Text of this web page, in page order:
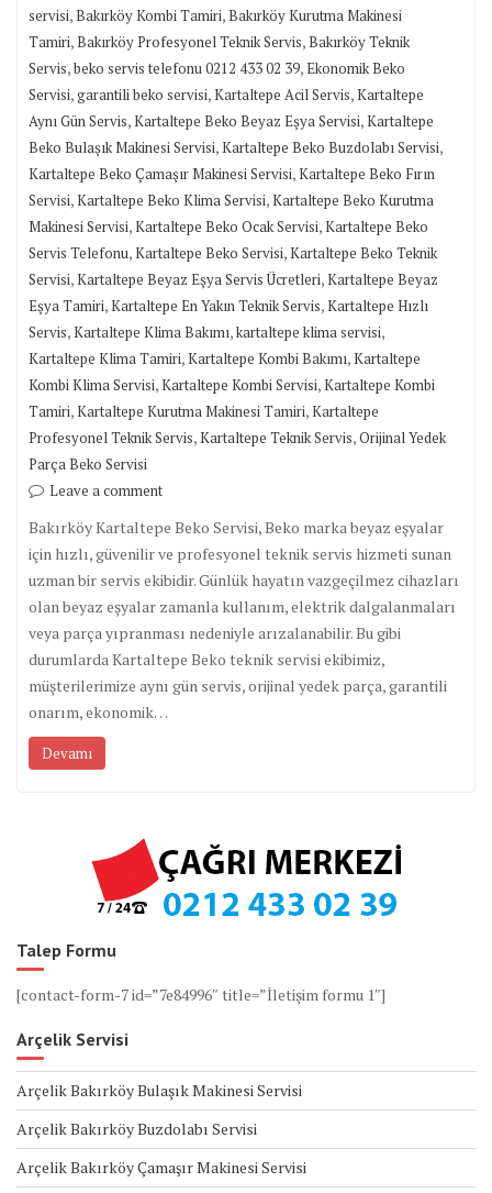
servisi,Bakırköy Kombi Tamiri,Bakırköy Kurutma Makinesi
Tamiri,Bakırköy Profesyonel Teknik Servis,Bakırköy Teknik
Servis,beko servis telefonu 0212 433 02 39,Ekonomik Beko
Servisi,garantili beko servisi,Kartaltepe Acil Servis,Kartaltepe
Aynı Gün Servis,Kartaltepe Beko Beyaz Eşya Servisi,Kartaltepe
Beko Bulaşık Makinesi Servisi,Kartaltepe Beko Buzdolabı Servisi,
Kartaltepe Beko Çamaşır Makinesi Servisi,Kartaltepe Beko Fırın
Servisi,Kartaltepe Beko Klima Servisi,Kartaltepe Beko Kurutma
Makinesi Servisi,Kartaltepe Beko Ocak Servisi,Kartaltepe Beko
Servis Telefonu,Kartaltepe Beko Servisi,Kartaltepe Beko Teknik
Servisi,Kartaltepe Beyaz Eşya Servis Ücretleri,Kartaltepe Beyaz
Eşya Tamiri,Kartaltepe En Yakın Teknik Servis,Kartaltepe Hızlı
Servis,Kartaltepe Klima Bakımı,kartaltepe klima servisi,
Kartaltepe Klima Tamiri,Kartaltepe Kombi Bakımı,Kartaltepe
Kombi Klima Servisi,Kartaltepe Kombi Servisi,Kartaltepe Kombi
Tamiri,Kartaltepe Kurutma Makinesi Tamiri,Kartaltepe
Profesyonel Teknik Servis,Kartaltepe Teknik Servis,Orijinal Yedek
Parça Beko Servisi
Leave a comment
Bakırköy Kartaltepe Beko Servisi, Beko marka beyaz eşyalar
için hızlı, güvenilir ve profesyonel teknik servis hizmeti sunan
uzman bir servis ekibidir. Günlük hayatın vazgeçilmez cihazları
olan beyaz eşyalar zamanla kullanım, elektrik dalgalanmaları
veya parça yıpranması nedeniyle arızalanabilir. Bu gibi
durumlarda Kartaltepe Beko teknik servisi ekibimiz,
müşterilerimize aynı gün servis, orijinal yedek parça, garantili
onarım, ekonomik…
Devamı
Talep Formu
[contact-form-7 id=”7e84996″ title=”İletişim formu 1″]
Arçelik Servisi
Arçelik Bakırköy Bulaşık Makinesi Servisi
Arçelik Bakırköy Buzdolabı Servisi
Arçelik Bakırköy Çamaşır Makinesi Servisi